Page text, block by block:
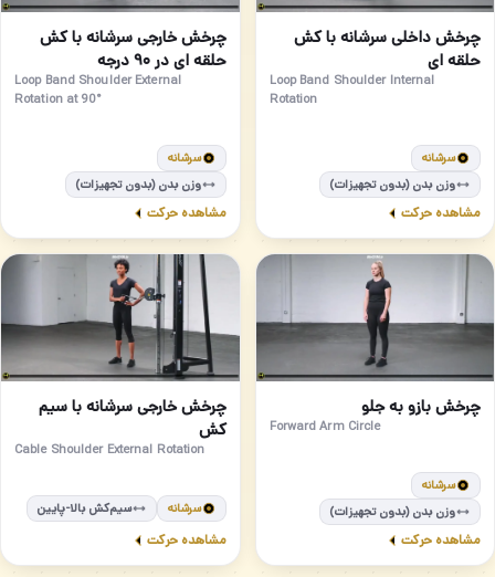
چرخش داخلی سرشانه با کش
حلقه ای
Loop Band Shoulder Internal
Rotation
سرشانه
وزن بدن (بدون تجهیزات)
مشاهده حرکت
چرخش خارجی سرشانه با کش
حلقه ای در ۹۰ درجه
Loop Band Shoulder External
Rotation at 90°
سرشانه
وزن بدن (بدون تجهیزات)
مشاهده حرکت
چرخش بازو به جلو
Forward Arm Circle
سرشانه
وزن بدن (بدون تجهیزات)
مشاهده حرکت
چرخش خارجی سرشانه با سیم
کش
Cable Shoulder External Rotation
سرشانه سیم‌کش بالا-پایین
مشاهده حرکت